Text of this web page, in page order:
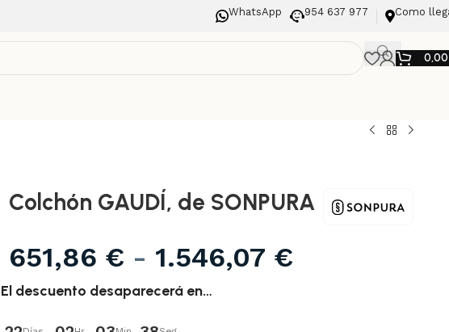
WhatsApp 954 637 977 Como
Colchón GAUDÍ, de SONPURA
651,86 € - 1.546,07 €
El descuento desaparecerá en…